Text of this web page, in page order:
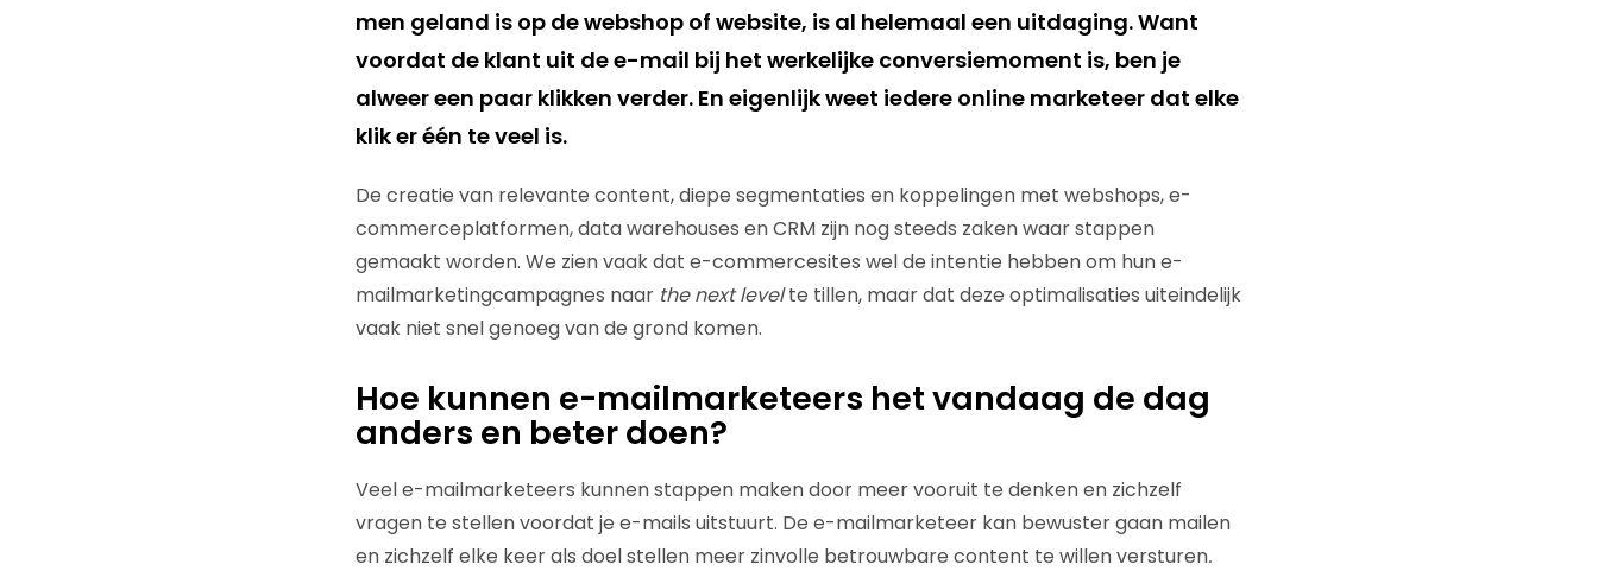
men geland is op de webshop of website, is al helemaal een uitdaging. Want
voordat de klant uit de e-mail bij het werkelijke conversiemoment is, ben je
alweer een paar klikken verder. En eigenlijk weet iedere online marketeer dat elke
klik er één te veel is.
De creatie van relevante content, diepe segmentaties en koppelingen met webshops, e-
commerceplatformen, data warehouses en CRM zijn nog steeds zaken waar stappen
gemaakt worden. We zien vaak dat e-commercesites wel de intentie hebben om hun e-
mailmarketingcampagnes naar the next levelte tillen, maar dat deze optimalisaties uiteindelijk
vaak niet snel genoeg van de grond komen.
Hoe kunnen e-mailmarketeers het vandaag de dag
anders en beter doen?
Veel e-mailmarketeers kunnen stappen maken door meer vooruit te denken en zichzelf
vragen te stellen voordat je e-mails uitstuurt. De e-mailmarketeer kan bewuster gaan mailen
en zichzelf elke keer als doel stellen meer zinvolle betrouwbare content te willen versturen.